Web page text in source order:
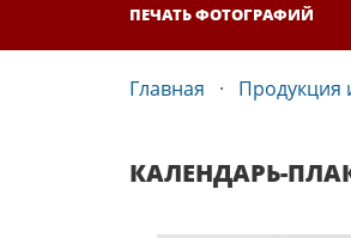
ПЕЧАТЬ ФОТОГРАФИЙ
Главная Продукция
КАЛЕНДАРЬ-